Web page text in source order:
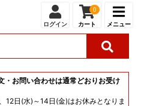
ログイン
0
カート メニュー
・お問い合わせは通常どおりお受け
12日(水)～14日(金)はお休みとなりま